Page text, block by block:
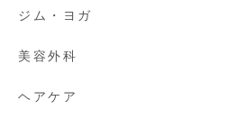
ジム・ヨガ
美容外科
ヘアケア